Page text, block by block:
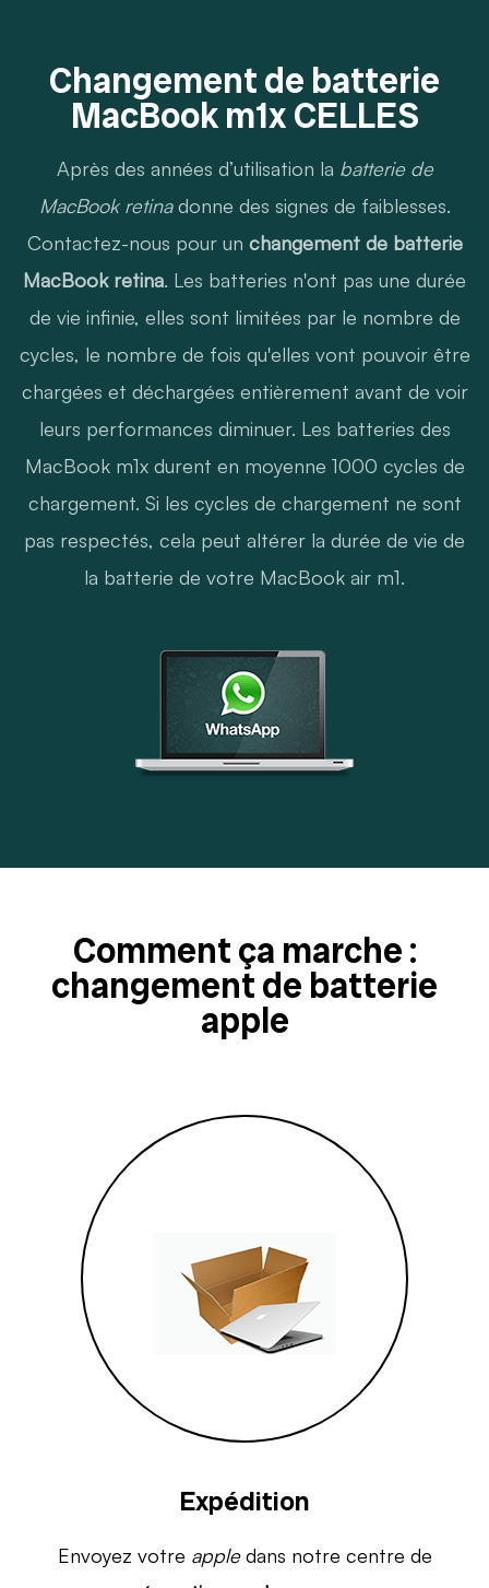
Changement de batterie
MacBook m1x CELLES
Après des années d’utilisation la batterie de
MacBook retinadonne des signes de faiblesses.
Contactez-nous pour un changement de batterie
MacBook retina. Les batteries n'ont pas une durée
de vie infinie, elles sont limitées par le nombre de
cycles, le nombre de fois qu'elles vont pouvoir être
chargées et déchargées entièrement avant de voir
leurs performances diminuer. Les batteries des
MacBook m1x durent en moyenne 1000 cycles de
chargement. Si les cycles de chargement ne sont
pas respectés, cela peut altérer la durée de vie de
la batterie de votre MacBook air m1.
Comment ça marche :
changement de batterie
apple
Expédition
Envoyez votre appledans notre centre de